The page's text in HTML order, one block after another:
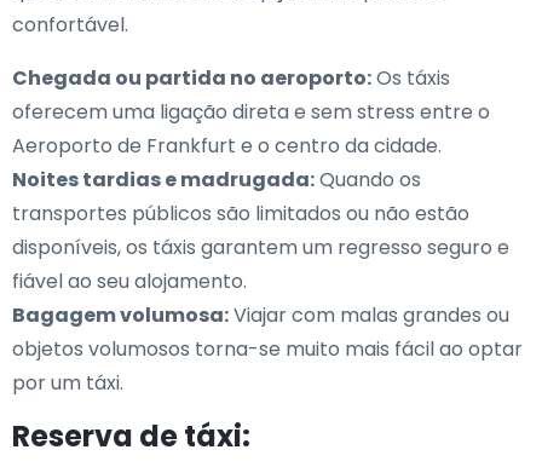
confortável.
Chegada ou partida no aeroporto:Os táxis
oferecem uma ligação direta e sem stress entre o
Aeroporto de Frankfurt e o centro da cidade.
Noites tardias e madrugada:Quando os
transportes públicos são limitados ou não estão
disponíveis, os táxis garantem um regresso seguro e
fiável ao seu alojamento.
Bagagem volumosa:Viajar com malas grandes ou
objetos volumosos torna-se muito mais fácil ao optar
por um táxi.
Reserva de táxi: